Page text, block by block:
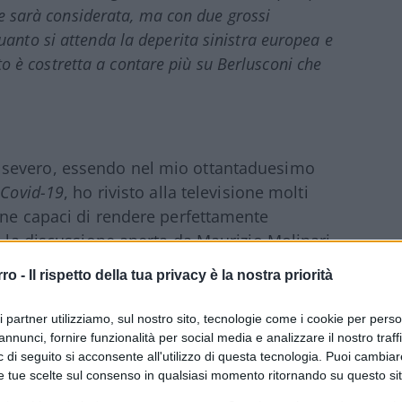
- Il rispetto della tua privacy è la nostra priorità
partner utilizziamo, sul nostro sito, tecnologie come i cookie per
fornire funzionalità per social media e analizzare il nostro
di seguito si acconsente all'utilizzo di questa tecnologia. Puoi
tue scelte sul consenso in qualsiasi momento ritornando su questo
considerata, ma con due grossi
si attenda la deperita sinistra europea e
è costretta a contare più su Berlusconi che
essendo nel mio ottantaduesimo
Covid-19, ho rivisto alla televisione molti
capaci di rendere perfettamente
discussione aperta da Maurizio Molinari
con un titolo che ben ne evidenziava il
Apocalypto
, che vede sfumare l’obiettivo
alla foresta sovrastante la costa, con il
di “un nuovo inizio”. Cosa dice il
? Non Biden e Johnson, cioè il
inglese, eletto a furor di popolo, ma